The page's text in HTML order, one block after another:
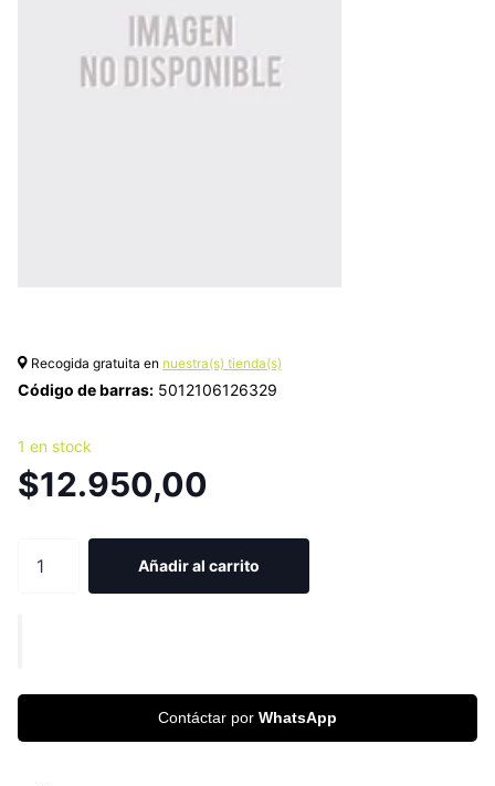
Recogida gratuita en nuestra(s) tienda(s)
Código de barras: 5012106126329
1 en stock
$12.950,00
Añadir al carrito
Contáctar por WhatsApp